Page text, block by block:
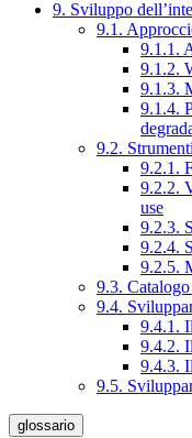
9. Sviluppo
9.1.
9.1.1.
9.1.2.
9.1.3.
9.1.4.
9.2.
9.2.1.
9.2.2.
use
9.2.3.
9.2.4.
9.2.5.
9.3.
9.4.
9.4.1.
9.4.2.
9.4.3.
9.5.
glossario